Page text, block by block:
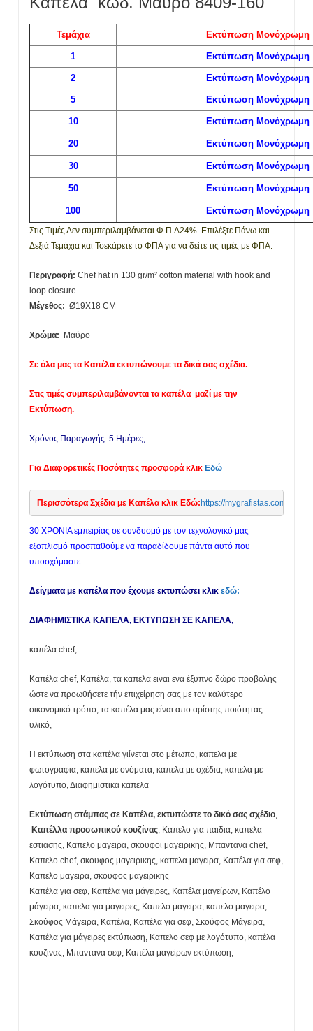
Τεμάχια Εκτύπωση Μονόχρωμη
1 Εκτύπωση Μονόχρωμη
2 Εκτύπωση Μονόχρωμη
5 Εκτύπωση Μονόχρωμη
10 Εκτύπωση Μονόχρωμη
20 Εκτύπωση Μονόχρωμη
30 Εκτύπωση Μονόχρωμη
50 Εκτύπωση Μονόχρωμη
100 Εκτύπωση Μονόχρωμη
Στις Τιμές Δεν συμπεριλαμβάνεται Φ.Π.Α24% Eπιλέξτε Πάνω και
Δεξιά Τεμάχια και Τσεκάρετε το ΦΠΑ για να δείτε τις τιμές με ΦΠΑ.
Περιγραφή: Chef hat in 130 gr/m² cotton material with hook and
loop closure.
Μέγεθος: Ø19X18 CM
Χρώμα: Μαύρο
Σε όλα μας τα Καπέλα εκτυπώνουμε τα δικά σας σχέδια.
Στις τιμές συμπεριλαμβάνονται τα καπέλα μαζί με την
Εκτύπωση.
Χρόνος Παραγωγής: 5 Ημέρες,
Για Διαφορετικές Ποσότητες προσφορά κλικ Εδώ
Περισσότερα Σχέδια με Καπέλα κλικ Εδώ:https://mygrafistas.com/
30 ΧΡΟΝΙΑ εμπειρίας σε συνδυσμό με τον τεχνολογικό μας
εξοπλισμό προσπαθούμε να παραδίδουμε πάντα αυτό που
υποσχόμαστε.
Δείγματα με καπέλα που έχουμε εκτυπώσει κλικεδώ:
ΔΙΑΦΗΜΙΣΤΙΚΑ ΚΑΠΕΛΑ, ΕΚΤΥΠΩΣΗ ΣΕ ΚΑΠΕΛΑ,
καπέλα chef,
Καπέλα chef, Καπέλα, τα καπελα ειναι ενα έξυπνο δώρο προβολής
ώστε να προωθήσετε τήν επιχείρηση σας με τον καλύτερο
οικονομικό τρόπο, τα καπέλα μας είναι απο αρίστης ποιότητας
υλικό,
Η εκτύπωση στα καπέλα γιίνεται στο μέτωπο, καπελα με
φωτογραφια, καπελα με ονόματα, καπελα με σχέδια, καπελα με
λογότυπο, Διαφημιστικα καπελα
Εκτύπωση στάμπας σε Καπέλα, εκτυπώστε το δικό σας σχέδιο,
Καπέλλα προσωπικού κουζίνας, Καπελο για παιδια, καπελα
εστιασης, Καπελο μαγειρα, σκουφοι μαγειρικης, Μπαντανα chef,
Καπελο chef, σκουφος μαγειρικης, καπελα μαγειρα, Καπέλα για σεφ,
Καπελο μαγειρα, σκουφος μαγειρικης
Καπέλα για σεφ, Καπέλα για μάγειρες, Καπέλα μαγείρων, Καπέλο
μάγειρα, καπελα για μαγειρες, Καπελο μαγειρα, καπελο μαγειρα,
Σκούφος Μάγειρα, Καπέλα, Καπέλα για σεφ, Σκούφος Μάγειρα,
Καπέλα για μάγειρες εκτύπωση, Καπελο σεφ με λογότυπο, καπέλα
κουζίνας, Μπαντανα σεφ, Καπέλα μαγείρων εκτύπωση,